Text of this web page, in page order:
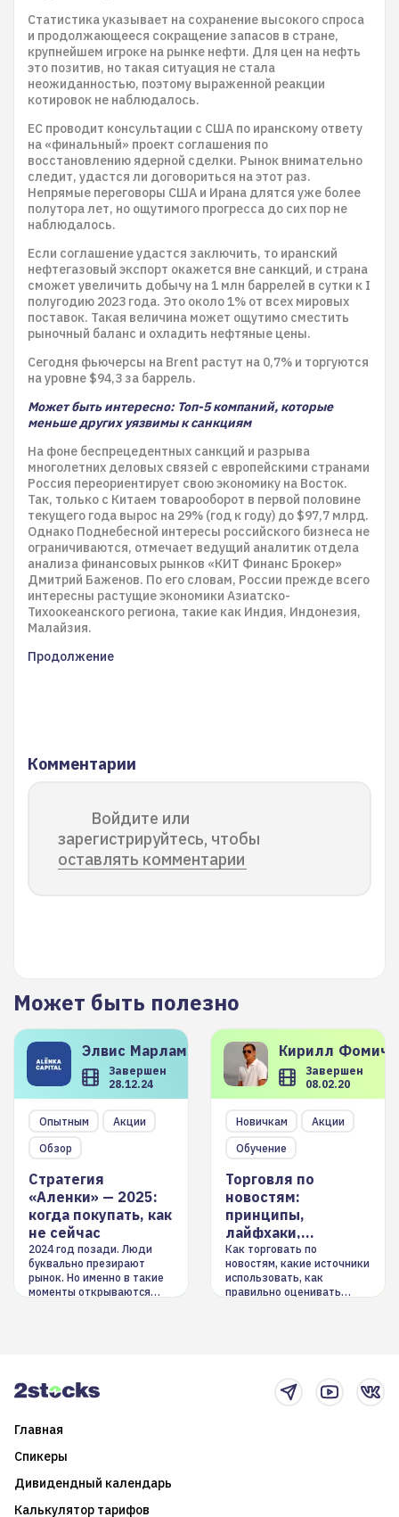
Статистика указывает на сохранение высокого спроса
и продолжающееся сокращение запасов в стране,
крупнейшем игроке на рынке нефти. Для цен на нефть
это позитив, но такая ситуация не стала
неожиданностью, поэтому выраженной реакции
котировок не наблюдалось.
ЕС проводит консультации с США по иранскому ответу
на «финальный» проект соглашения по
восстановлению ядерной сделки. Рынок внимательно
следит, удастся ли договориться на этот раз.
Непрямые переговоры США и Ирана длятся уже более
полутора лет, но ощутимого прогресса до сих пор не
наблюдалось.
Если соглашение удастся заключить, то иранский
нефтегазовый экспорт окажется вне санкций, и страна
сможет увеличить добычу на 1 млн баррелей в сутки к I
полугодию 2023 года. Это около 1% от всех мировых
поставок. Такая величина может ощутимо сместить
рыночный баланс и охладить нефтяные цены.
Сегодня фьючерсы на Brent растут на 0,7% и торгуются
на уровне $94,3 за баррель.
Может быть интересно: Топ-5 компаний, которые
меньше других уязвимы к санкциям
На фоне беспрецедентных санкций и разрыва
многолетних деловых связей с европейскими странами
Россия переориентирует свою экономику на Восток.
Так, только с Китаем товарооборот в первой половине
текущего года вырос на 29% (год к году) до $97,7 млрд.
Однако Поднебесной интересы российского бизнеса не
ограничиваются, отмечает ведущий аналитик отдела
анализа финансовых рынков «КИТ Финанс Брокер»
Дмитрий Баженов. По его словам, России прежде всего
интересны растущие экономики Азиатско-
Тихоокеанского региона, такие как Индия, Индонезия,
Малайзия.
Продолжение
Комментарии
Войдите или
зарегистрируйтесь, чтобы
оставлять комментарии
Может быть полезно
Элвис Марламов
Завершен
28.12.24
Опытным
Акции
Обзор
Стратегия
«Аленки» — 2025:
когда покупать, как
не сейчас
2024 год позади. Люди
буквально презирают
рынок. Но именно в такие
моменты открываются
Кирилл
Завершен
08.02.20
Новичкам
Акции
Обучение
Торговля по
новостям:
принципы,
лайфхаки,
инструменты
Как торговать по
новостям, какие источники
использовать, как
правильно оценивать
Главная
Спикеры
Дивидендный календарь
Калькулятор тарифов